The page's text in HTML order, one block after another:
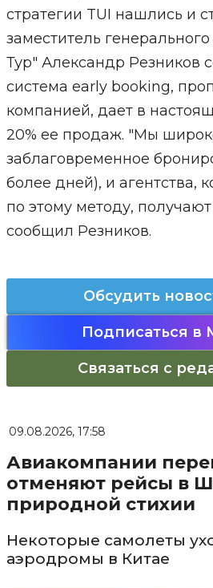
стратегии TUI нашлись и
заместитель
Тур" Александр Резников
система early booking,
компанией, дает в
20% ее продаж. "Мы
заблаговременное
более дней), и агентства,
по этому методу, получают
сообщил Резников.
Обсудить
Подписаться в
Связаться с
09.08.2026, 17:58
Авиакомпании
отменяют рейсы в
природной стихии
Некоторые самолеты
аэродромы в Китае